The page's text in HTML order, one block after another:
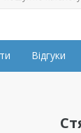
Відгуки